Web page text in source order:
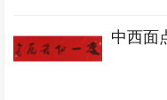
中西面